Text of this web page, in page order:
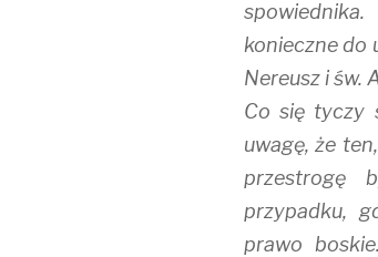
konieczne do
Nereusz i św.
Co się tyczy
uwagę, że
przestrogę
przypadku,
prawo